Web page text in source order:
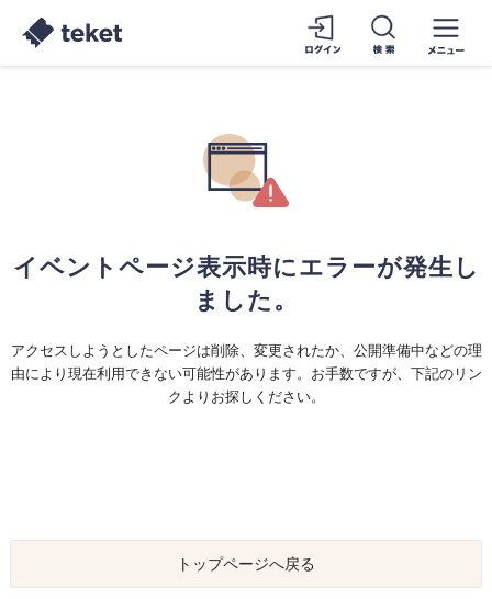
イベントページ表示時にエラーが発生し
ました。
アクセスしようとしたページは削除、変更されたか、公開準備中などの理
由により現在利用できない可能性があります。お手数ですが、下記のリン
クよりお探しください。
トップページへ戻る